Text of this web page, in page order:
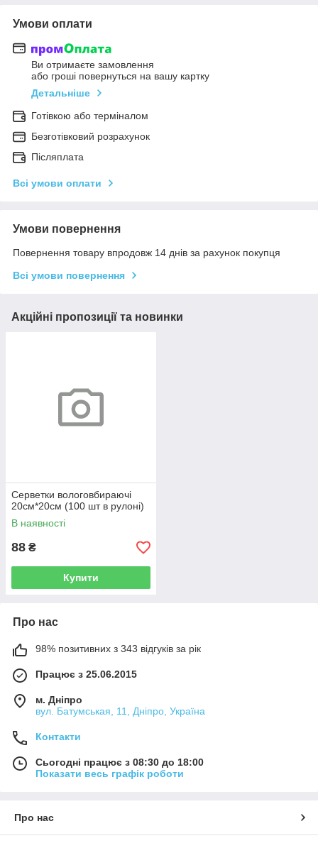
Умови оплати
Ви отримаєте замовлення
або гроші повернуться на вашу картку
Детальніше
Готівкою або терміналом
Безготівковий розрахунок
Післяплата
Всі умови оплати
Умови повернення
Повернення товару впродовж 14 днів за рахунок покупця
Всі умови повернення
Акційні пропозиції та новинки
Серветки вологовбираючі
20см*20см (100 шт в рулоні)
В наявності
88 ₴
Купити
Про нас
98% позитивних з 343 відгуків за рік
Працює з 25.06.2015
м. Дніпро
вул. Батумськая, 11, Дніпро, Україна
Контакти
Сьогодні працює з 08:30 до 18:00
Показати весь графік роботи
Про нас